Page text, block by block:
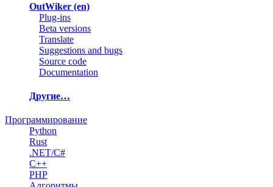
OutWiker (en)
Plug-ins
Beta versions
Translate
Suggestions and bugs
Source code
Documentation
Другие…
Программирование
Python
Rust
.NET/C#
C++
PHP